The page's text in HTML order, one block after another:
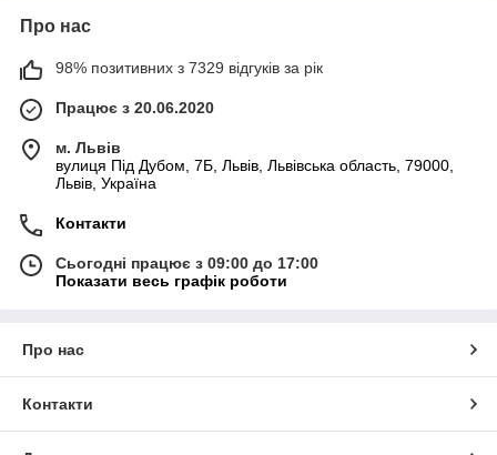
Про нас
98% позитивних з 7329 відгуків за рік
Працює з 20.06.2020
м. Львів
вулиця Під Дубом, 7Б, Львів, Львівська область, 79000,
Львів, Україна
Контакти
Сьогодні працює з 09:00 до 17:00
Показати весь графік роботи
Про нас
Контакти